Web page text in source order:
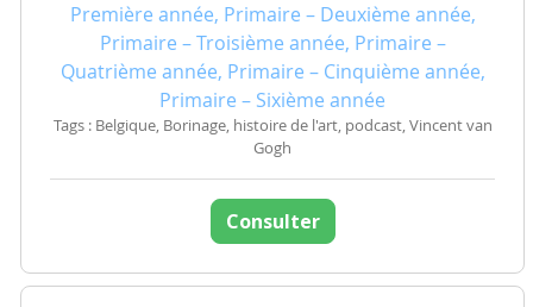
Première année, Primaire – Deuxième année,
Primaire – Troisième année, Primaire –
Quatrième année, Primaire – Cinquième année,
Primaire – Sixième année
Tags : Belgique, Borinage, histoire de l'art, podcast, Vincent van
Gogh
Consulter